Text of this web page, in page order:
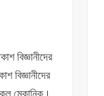
বিজ্ঞানীদের
বিজ্ঞানীদের